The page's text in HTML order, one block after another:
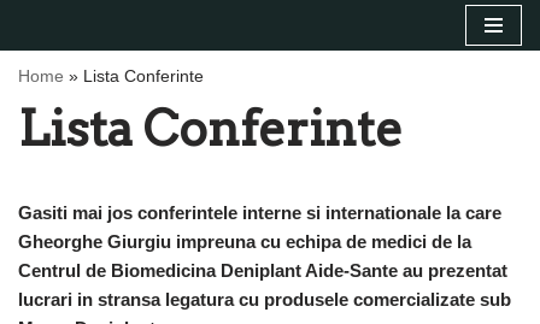
conținut
Home » Lista Conferinte
Lista Conferinte
Gasiti mai jos conferintele interne si internationale la care
Gheorghe Giurgiu impreuna cu echipa de medici de la
Centrul de Biomedicina Deniplant Aide-Sante au prezentat
lucrari in stransa legatura cu produsele comercializate sub